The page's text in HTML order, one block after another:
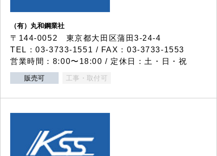
（有）丸和鋼業社
〒144-0052 東京都大田区蒲田3-24-4
TEL：03-3733-1551 / FAX：03-3733-1553
営業時間：8:00〜18:00 / 定休日：土・日・祝
販売可 工事・取付可